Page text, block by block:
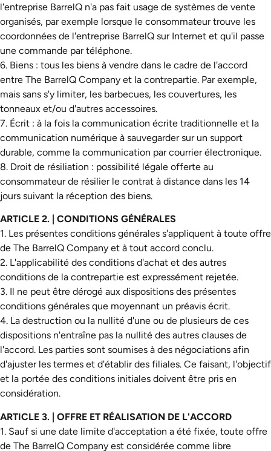
l'entreprise BarrelQ n'a pas fait usage de systèmes de vente
organisés, par exemple lorsque le consommateur trouve les
coordonnées de l'entreprise BarrelQ sur Internet et qu'il passe
une commande par téléphone.
6. Biens : tous les biens à vendre dans le cadre de l'accord
entre The BarrelQ Company et la contrepartie. Par exemple,
mais sans s'y limiter, les barbecues, les couvertures, les
tonneaux et/ou d'autres accessoires.
7. Écrit : à la fois la communication écrite traditionnelle et la
communication numérique à sauvegarder sur un support
durable, comme la communication par courrier électronique.
8. Droit de résiliation : possibilité légale offerte au
consommateur de résilier le contrat à distance dans les 14
jours suivant la réception des biens.
ARTICLE 2. | CONDITIONS GÉNÉRALES
1. Les présentes conditions générales s'appliquent à toute offre
de The BarrelQ Company et à tout accord conclu.
2. L'applicabilité des conditions d'achat et des autres
conditions de la contrepartie est expressément rejetée.
3. Il ne peut être dérogé aux dispositions des présentes
conditions générales que moyennant un préavis écrit.
4. La destruction ou la nullité d'une ou de plusieurs de ces
dispositions n'entraîne pas la nullité des autres clauses de
l'accord. Les parties sont soumises à des négociations afin
d'ajuster les termes et d'établir des filiales. Ce faisant, l'objectif
et la portée des conditions initiales doivent être pris en
considération.
ARTICLE 3. | OFFRE ET RÉALISATION DE L'ACCORD
1. Sauf si une date limite d'acceptation a été fixée, toute offre
de The BarrelQ Company est considérée comme libre